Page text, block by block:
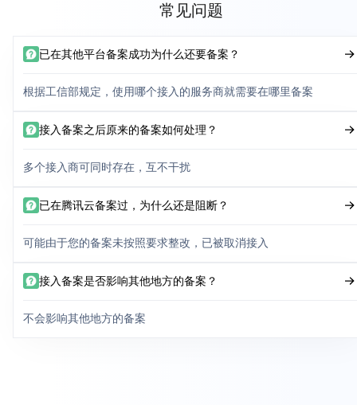
常见问题
已在其他平台备案成功为什么还要备案？
根据工信部规定，使用哪个接入的服务商就需要在哪里备案
接入备案之后原来的备案如何处理？
多个接入商可同时存在，互不干扰
已在腾讯云备案过，为什么还是阻断？
可能由于您的备案未按照要求整改，已被取消接入
接入备案是否影响其他地方的备案？
不会影响其他地方的备案